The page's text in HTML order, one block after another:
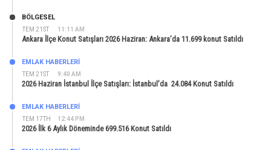
TEM 21ST 11:11 AM
BÖLGESEL
Ankara İlçe Konut Satışları 2026 Haziran: Ankara’da 11.699 konut Satıldı
TEM 21ST 9:40 AM
EMLAK HABERLERI
2026 Haziran İstanbul İlçe Satışları: İstanbul’da 24.084 Konut Satıldı
TEM 17TH 12:44 PM
EMLAK HABERLERI
2026 İlk 6 Aylık Döneminde 699.516 Konut Satıldı